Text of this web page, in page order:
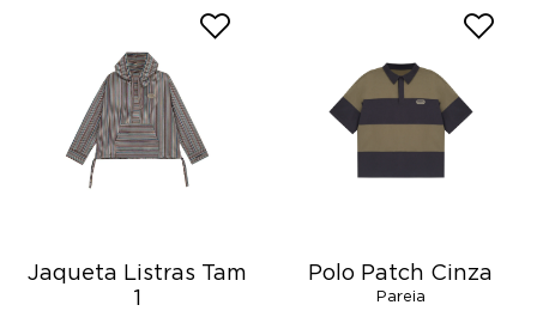
Jaqueta Listras Tam
1
Polo Patch Cinza
Pareia